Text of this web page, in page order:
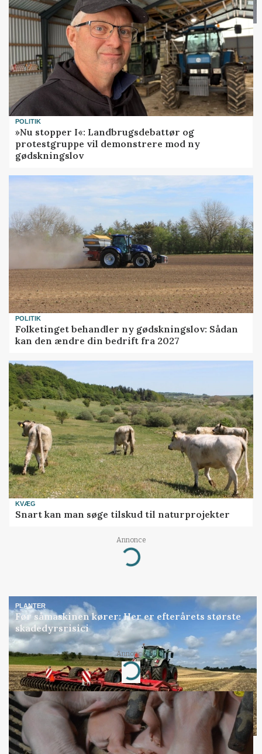
POLITIK
»Nu stopper I«: Landbrugsdebattør og
protestgruppe vil demonstrere mod ny
gødskningslov
POLITIK
Folketinget behandler ny gødskningslov: Sådan
kan den ændre din bedrift fra 2027
KVÆG
Snart kan man søge tilskud til naturprojekter
Annonce
Loading...
PLANTER
Før såmaskinen kører: Her er efterårets største
skadedyrsrisici
Annonce
Loading...